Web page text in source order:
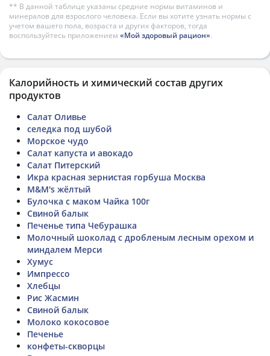
** В данной таблице указаны средние нормы витаминов и
минералов для взрослого человека. Если вы хотите узнать нормы с
учетом вашего пола, возраста и других факторов, тогда
воспользуйтесь приложением «Мой здоровый рацион».
Калорийность и химический состав других
продуктов
Салат Оливье
селедка под шубой
Морское чудо
Салат капуста и авокадо
Салат Питерский
Икра красная зернистая горбуша Москва
M&M's жёлтый
Булочка с маком Чайка 100г
Свиной балык
Печенье типа Чебурашка
Молочный шоколад с дробленым лесным орехом и
миндалем Мерси
Хумус
Импрессо
Хлебцы
Рис Жасмин
Свиной балык
Молоко кокосовое
Печенье
конфеты-скворцы